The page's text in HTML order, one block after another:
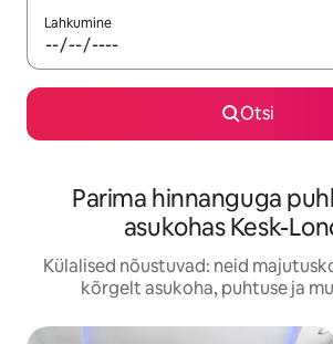
Lahkumine
Otsi
Parima hinnanguga
asukohas Kesk-
Külalised nõustuvad: neid
kõrgelt asukoha, puhtuse ja